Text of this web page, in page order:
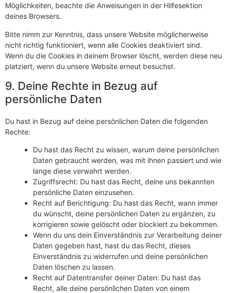
Möglichkeiten, beachte die Anweisungen in der Hilfesektion
deines Browsers.
Bitte nimm zur Kenntnis, dass unsere Website möglicherweise
nicht richtig funktioniert, wenn alle Cookies deaktiviert sind.
Wenn du die Cookies in deinem Browser löscht, werden diese neu
platziert, wenn du unsere Website erneut besuchst.
9. Deine Rechte in Bezug auf
persönliche Daten
Du hast in Bezug auf deine persönlichen Daten die folgenden
Rechte:
Du hast das Recht zu wissen, warum deine persönlichen
Daten gebraucht werden, was mit ihnen passiert und wie
lange diese verwahrt werden.
Zugriffsrecht: Du hast das Recht, deine uns bekannten
persönliche Daten einzusehen.
Recht auf Berichtigung: Du hast das Recht, wann immer
du wünscht, deine persönlichen Daten zu ergänzen, zu
korrigieren sowie gelöscht oder blockiert zu bekommen.
Wenn du uns dein Einverständnis zur Verarbeitung deiner
Daten gegeben hast, hast du das Recht, dieses
Einverständnis zu widerrufen und deine persönlichen
Daten löschen zu lassen.
Recht auf Datentransfer deiner Daten: Du hast das
Recht, alle deine persönlichen Daten von einem